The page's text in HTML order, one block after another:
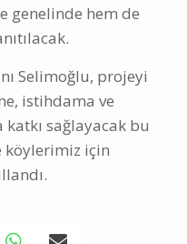
genelinde hem de
Selimoğlu, projeyi
istihdama ve
sağlayacak bu
köylerimiz için